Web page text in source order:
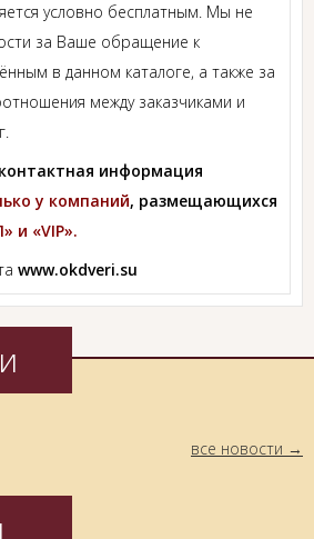
условно бесплатным. Мы не
за Ваше обращение к
в данном каталоге, а также за
между заказчиками и
информация
у компаний, размещающихся
и «VIP».
www.okdveri.su
все новости